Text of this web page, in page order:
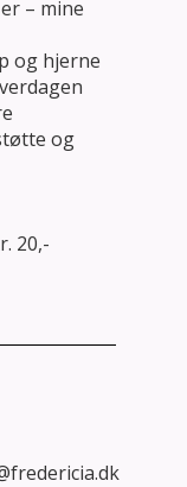
– mine
og hjerne
og
20,-